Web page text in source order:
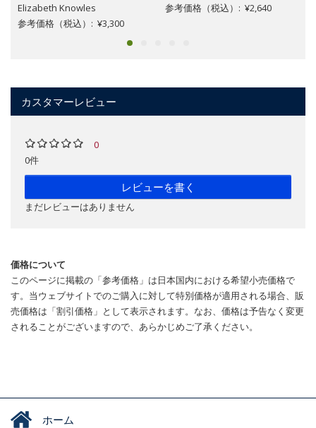
Elizabeth Knowles
参考価格（税込）: ¥3,300
参考価格（税込）: ¥2,640
カスタマーレビュー
0
0件
レビューを書く
まだレビューはありません
価格について
このページに掲載の「参考価格」は日本国内における希望小売価格で
す。当ウェブサイトでのご購入に対して特別価格が適用される場合、販
売価格は「割引価格」として表示されます。なお、価格は予告なく変更
されることがございますので、あらかじめご了承ください。
ホーム